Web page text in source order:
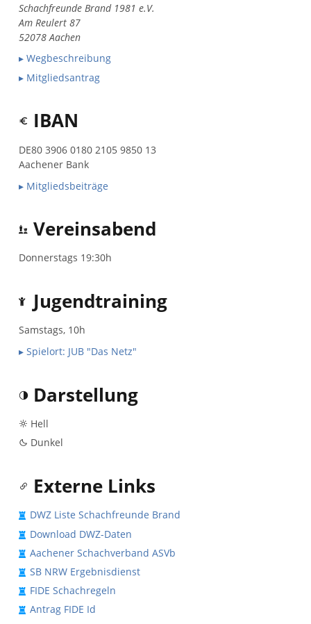
Schachfreunde Brand 1981 e.V.
Am Reulert 87
52078 Aachen
▸ Wegbeschreibung
▸ Mitgliedsantrag
IBAN
DE80 3906 0180 2105 9850 13
Aachener Bank
▸ Mitgliedsbeiträge
Vereinsabend
Donnerstags 19:30h
Jugendtraining
Samstags, 10h
▸ Spielort: JUB "Das Netz"
Darstellung
Hell
Dunkel
Externe Links
DWZ Liste Schachfreunde Brand
Download DWZ-Daten
Aachener Schachverband ASVb
SB NRW Ergebnisdienst
FIDE Schachregeln
Antrag FIDE Id